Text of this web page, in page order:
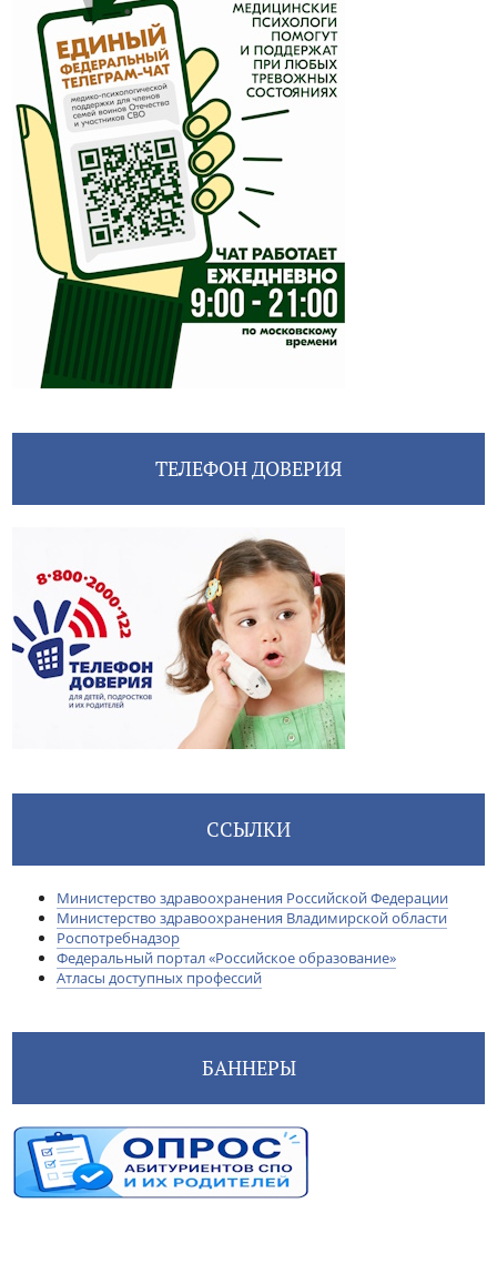
ТЕЛЕФОН ДОВЕРИЯ
ССЫЛКИ
Министерство здравоохранения Российской Федерации
Министерство здравоохранения Владимирской области
Роспотребнадзор
Федеральный портал «Российское образование»
Атласы доступных профессий
БАННЕРЫ